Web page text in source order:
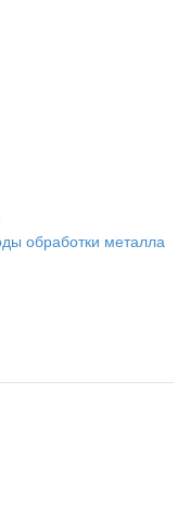
обработки металла